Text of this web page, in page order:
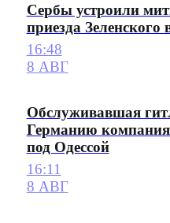
Сербы устроили
приезда Зеленского
16:48
8 АВГ
Обслуживавшая
Германию компания
под Одессой
16:11
8 АВГ